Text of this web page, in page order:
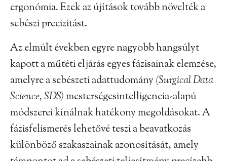
ergonómia. Ezek az újítások tovább növelték a
sebészi precizitást.
Az elmúlt években egyre nagyobb hangsúlyt
kapott a műtéti eljárás egyes fázisainak elemzése,
amelyre a sebészeti adattudomány (Surgical Data
Science, SDS) mesterségesintelligencia-alapú
módszerei kínálnak hatékony megoldásokat. A
fázisfelismerés lehetővé teszi a beavatkozás
különböző szakaszainak azonosítását, amely